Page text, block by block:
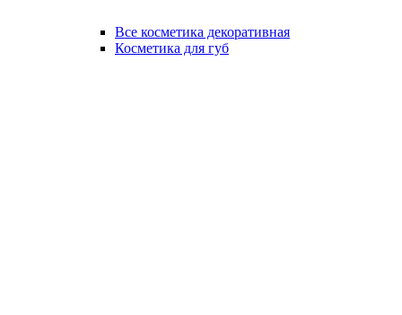
Все косметика декоративная
Косметика для губ